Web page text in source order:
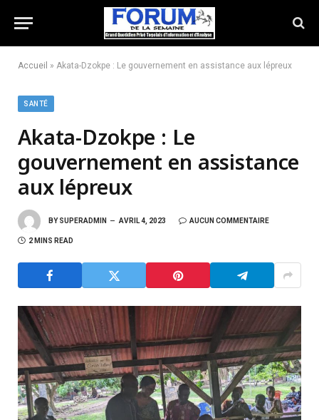
Accueil » Akata-Dzokpe : Le gouvernement en assistance aux lépreux
SANTÉ
Akata-Dzokpe : Le
gouvernement en assistance
aux lépreux
BY SUPERADMIN AVRIL 4, 2023 AUCUN COMMENTAIRE
2 MINS READ